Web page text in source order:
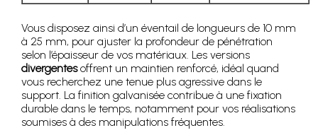
Vous disposez ainsi d’un éventail de longueurs de 10 mm
à 25 mm, pour ajuster la profondeur de pénétration
selon l’épaisseur de vos matériaux. Les versions
divergentesoffrent un maintien renforcé, idéal quand
vous recherchez une tenue plus agressive dans le
support. La finition galvanisée contribue à une fixation
durable dans le temps, notamment pour vos réalisations
soumises à des manipulations fréquentes.